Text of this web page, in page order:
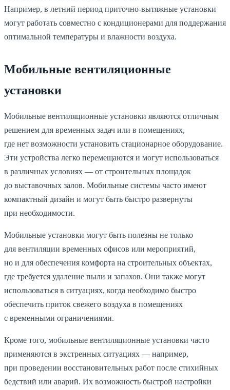
Например, в летний период приточно-вытяжные установки
могут работать совместно с кондиционерами для поддержания
оптимальной температуры и влажности воздуха.
Мобильные вентиляционные
установки
Мобильные вентиляционные установки являются отличным
решением для временных задач или в помещениях,
где нет возможности установить стационарное оборудование.
Эти устройства легко перемещаются и могут использоваться
в различных условиях — от строительных площадок
до выставочных залов. Мобильные системы часто имеют
компактный дизайн и могут быть быстро развернуты
при необходимости.
Мобильные установки могут быть полезны не только
для вентиляции временных офисов или мероприятий,
но и для обеспечения комфорта на строительных объектах,
где требуется удаление пыли и запахов. Они также могут
использоваться в ситуациях, когда необходимо быстро
обеспечить приток свежего воздуха в помещениях
с временными ограничениями.
Кроме того, мобильные вентиляционные установки часто
применяются в экстренных ситуациях — например,
при проведении восстановительных работ после стихийных
бедствий или аварий. Их возможность быстрой настройки